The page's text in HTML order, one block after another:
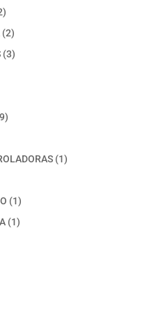
12
productos
22
productos
33
9
11
11
producto
11